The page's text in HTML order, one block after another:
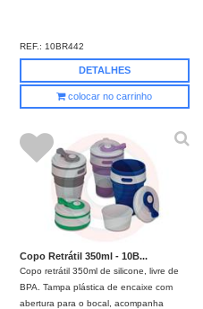
REF.: 10BR442
DETALHES
colocar no carrinho
Copo Retrátil 350ml - 10B...
Copo retrátil 350ml de silicone, livre de
BPA. Tampa plástica de encaixe com
abertura para o bocal, acompanha